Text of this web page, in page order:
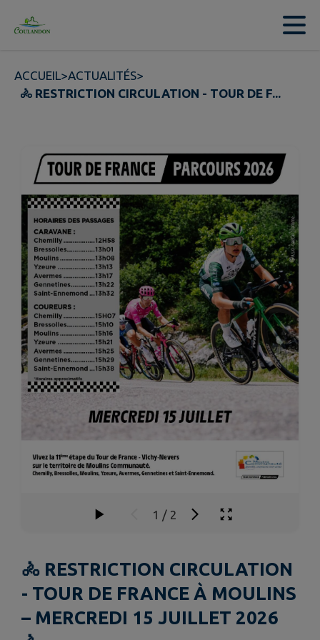
Contenu
ACCUEIL>ACTUALITÉS>
🚴 RESTRICTION CIRCULATION - TOUR DE F...
1 / 2
🚴 RESTRICTION CIRCULATION
- TOUR DE FRANCE À MOULINS
– MERCREDI 15 JUILLET 2026